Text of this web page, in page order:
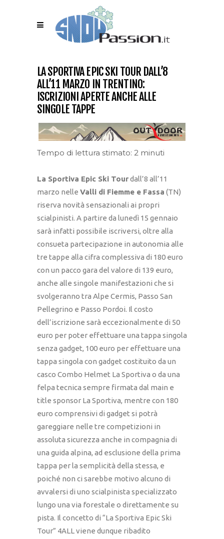
LA SPORTIVA EPIC SKI TOUR DALL’8
ALL’11 MARZO IN TRENTINO:
ISCRIZIONI APERTE ANCHE ALLE
SINGOLE TAPPE
Tempo di lettura stimato: 2 minuti
La Sportiva Epic Ski Tourdall’8 all’11
marzo nelle Valli di Fiemme e Fassa (TN)
riserva novità sensazionali ai propri
scialpinisti. A partire da lunedì 15 gennaio
sarà infatti possibile iscriversi, oltre alla
consueta partecipazione in autonomia alle
tre tappe alla cifra complessiva di 180 euro
con un pacco gara del valore di 139 euro,
anche alle singole manifestazioni che si
svolgeranno tra Alpe Cermis, Passo San
Pellegrino e Passo Pordoi. Il costo
dell’iscrizione sarà eccezionalmente di 50
euro per poter effettuare una tappa singola
senza gadget, 100 euro per effettuare una
tappa singola con gadget costituito da un
casco Combo Helmet La Sportiva o da una
felpa tecnica sempre firmata dal main e
title sponsor La Sportiva, mentre con 180
euro comprensivi di gadget si potrà
gareggiare nelle tre competizioni in
assoluta sicurezza anche in compagnia di
una guida alpina, ad esclusione della prima
tappa per la semplicità della stessa, e
poiché non ci sarebbe motivo alcuno di
avvalersi di uno scialpinista specializzato
lungo una via forestale o direttamente su
pista. Il concetto di “La Sportiva Epic Ski
Tour” 4ALL viene dunque ribadito